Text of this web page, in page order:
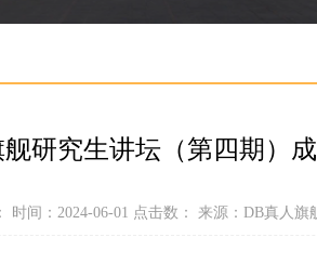
研究生讲坛（第四期）
时间：2024-06-01 点击数： 来源：DB真人旗